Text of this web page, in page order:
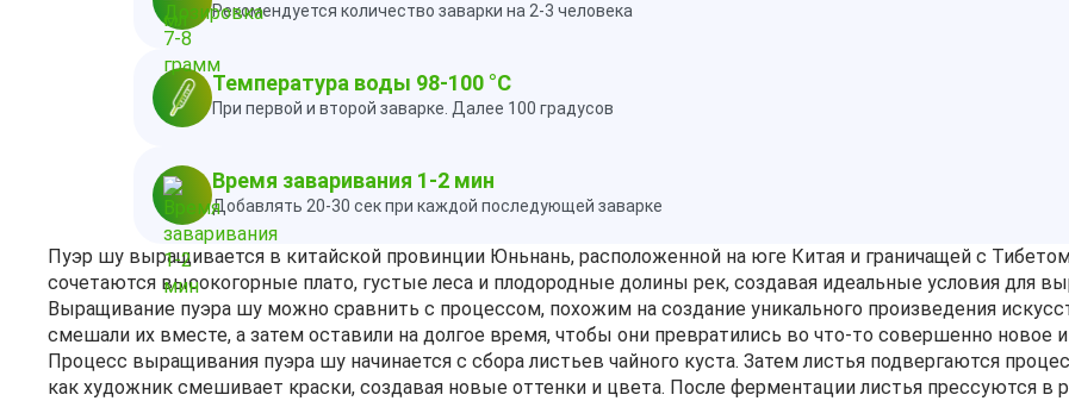
Рекомендуется количество заварки на 2-3 человека
Температура воды 98-100 °C
При первой и второй заварке. Далее 100 градусов
Время заваривания 1-2 мин
Добавлять 20-30 сек при каждой последующей заварке
Пуэр шу выращивается в китайской провинции Юньнань, расположенной на юге Китая и граничащей с
сочетаются высокогорные плато, густые леса и плодородные долины рек, создавая идеальные условия для
Выращивание пуэра шу можно сравнить с процессом, похожим на создание уникального произведения
смешали их вместе, а затем оставили на долгое время, чтобы они превратились во что-то совершенно новое
Процесс выращивания пуэра шу начинается с сбора листьев чайного куста. Затем листья подвергаются
как художник смешивает краски, создавая новые оттенки и цвета. После ферментации листья прессуются в